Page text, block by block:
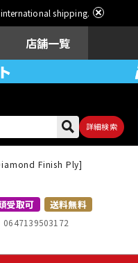
shipping.
店舗一覧
詳細検索
ドラム
Finish Ply]
受取可 送料無料
0647139503172